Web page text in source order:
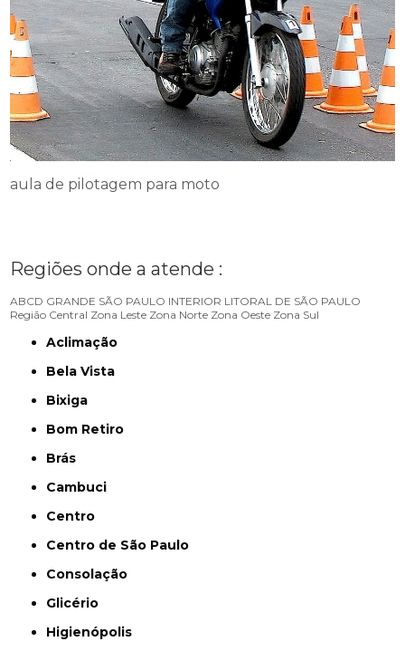
aula de pilotagem para moto
Regiões onde a atende :
ABCD GRANDE SÃO PAULO INTERIOR LITORAL DE SÃO PAULO
Região Central Zona Leste Zona Norte Zona Oeste Zona Sul
Aclimação
Bela Vista
Bixiga
Bom Retiro
Brás
Cambuci
Centro
Centro de São Paulo
Consolação
Glicério
Higienópolis